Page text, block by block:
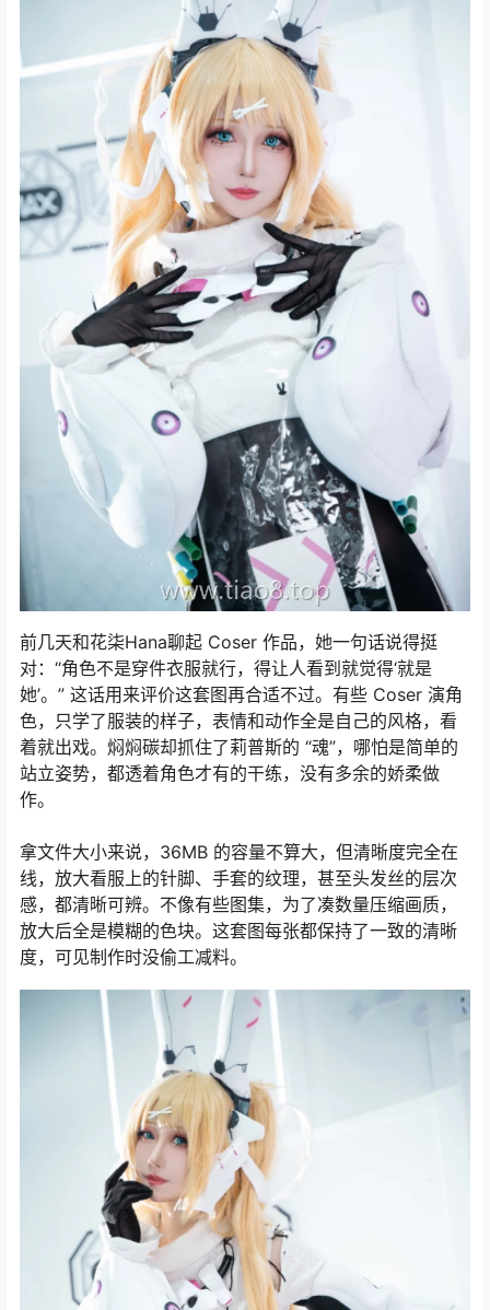
前几天和花柒Hana聊起 Coser 作品，她一句话说得挺
对：“角色不是穿件衣服就行，得让人看到就觉得‘就是
她’。” 这话用来评价这套图再合适不过。有些 Coser 演角
色，只学了服装的样子，表情和动作全是自己的风格，看
着就出戏。焖焖碳却抓住了莉普斯的 “魂”，哪怕是简单的
站立姿势，都透着角色才有的干练，没有多余的娇柔做
作。
拿文件大小来说，36MB 的容量不算大，但清晰度完全在
线，放大看服上的针脚、手套的纹理，甚至头发丝的层次
感，都清晰可辨。不像有些图集，为了凑数量压缩画质，
放大后全是模糊的色块。这套图每张都保持了一致的清晰
度，可见制作时没偷工减料。